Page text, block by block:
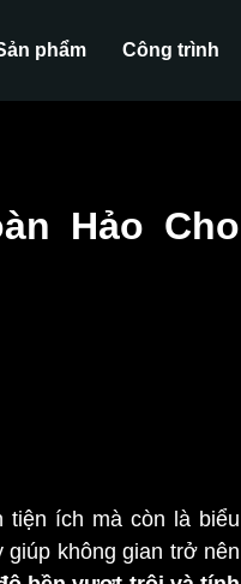
phẩm Công trình
Hảo Cho
ích mà còn là biểu
không gian trở nên